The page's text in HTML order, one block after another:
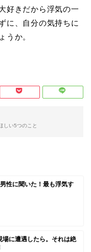
好きだから浮気の一
に、自分の気持ちに
うか。
しい5つのこと
性に聞いた！最も浮気す
場に遭遇したら。それは絶